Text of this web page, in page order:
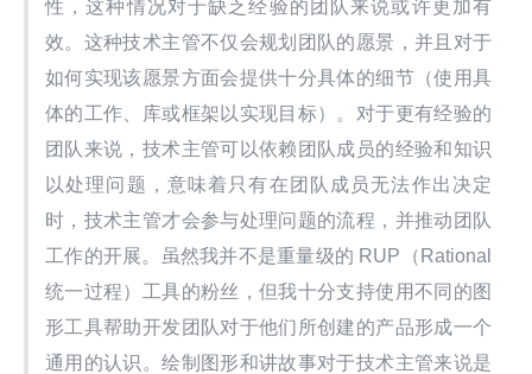
性，这种情况对于缺乏经验的团队来说或许更加有
效。这种技术主管不仅会规划团队的愿景，并且对于
如何实现该愿景方面会提供十分具体的细节（使用具
体的工作、库或框架以实现目标）。对于更有经验的
团队来说，技术主管可以依赖团队成员的经验和知识
以处理问题，意味着只有在团队成员无法作出决定
时，技术主管才会参与处理问题的流程，并推动团队
工作的开展。虽然我并不是重量级的 RUP（Rational
统一过程）工具的粉丝，但我十分支持使用不同的图
形工具帮助开发团队对于他们所创建的产品形成一个
通用的认识。绘制图形和讲故事对于技术主管来说是